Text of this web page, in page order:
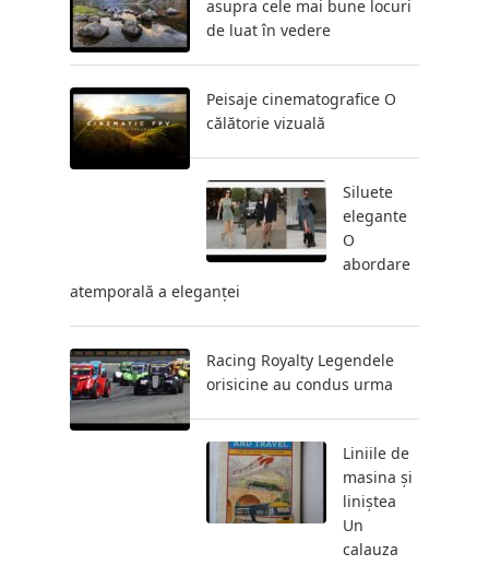
asupra cele mai bune locuri
de luat în vedere
Peisaje cinematografice O
călătorie vizuală
Siluete
elegante
O
abordare
atemporală a eleganței
Racing Royalty Legendele
orisicine au condus urma
Liniile de
masina și
liniștea
Un
calauza